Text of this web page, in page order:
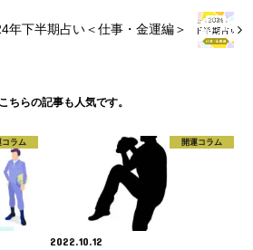
年下半期占い＜仕事・金運編＞
こちらの記事も人気です。
コラム 開運コラム
2022.10.12